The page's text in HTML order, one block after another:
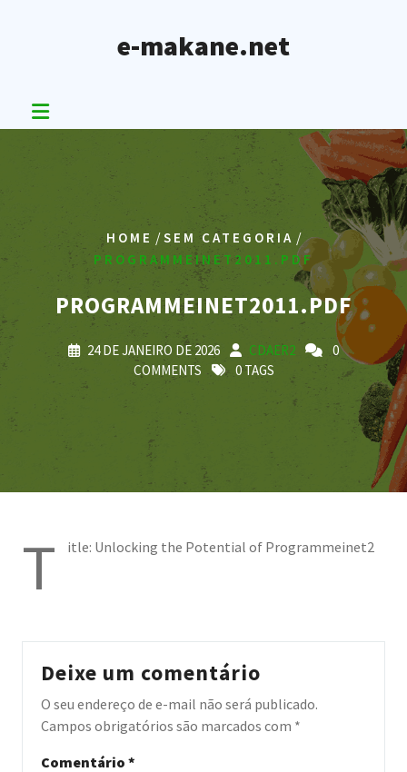
e-makane.net
HOME /SEM CATEGORIA /
PROGRAMMEINET2011.PDF
PROGRAMMEINET2011.PDF
24 DE JANEIRO DE 2026 CDAER2
0
COMMENTS
0 TAGS
T itle: Unlocking the Potential of Programmeinet2
Deixe um comentário
O seu endereço de e-mail não será publicado.
Campos obrigatórios são marcados com *
Comentário *